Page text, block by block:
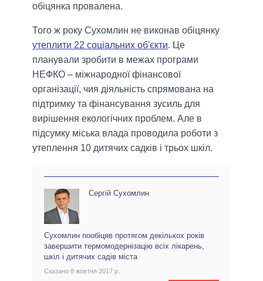
обіцянка провалена.
Того ж року Сухомлин не виконав обіцянку
утеплити 22 соціальних об'єкти. Це
планували зробити в межах програми
НЕФКО – міжнародної фінансової
організації, чия діяльність спрямована на
підтримку та фінансування зусиль для
вирішення екологічних проблем. Але в
підсумку міська влада проводила роботи з
утеплення 10 дитячих садків і трьох шкіл.
Сергій Сухомлин
Сухомлин пообіцяв протягом декількох років
завершити термомодернізацію всіх лікарень,
шкіл і дитячих садів міста
Сказано 8 жовтня 2017 р.